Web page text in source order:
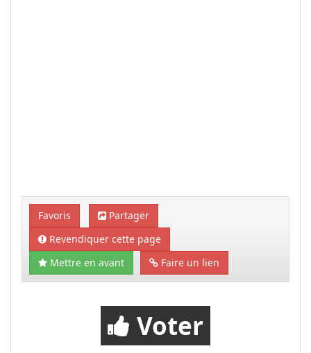
Favoris
Partager
Revendiquer cette page
Mettre en avant
Faire un lien
Voter